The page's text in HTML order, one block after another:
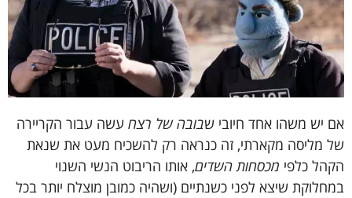
אם יש משהו אחד חיובי שבובה של רצח עשה עבור הקריירה
של מליסה מקארתי, זה כנראה רק להשכיח מעט את שנאת
הקהל כלפי מכסחות השדים, אותו הריבוט הנשי השנוי
במחלוקת שיצא לפני כשנתיים (ושהיה כמובן מוצלח יותר בכל